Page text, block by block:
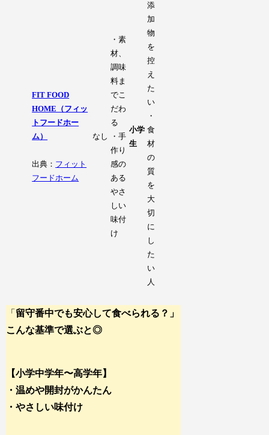
FIT FOOD
HOME（フィッ
トフードホー
ム）
出典： フィット
フードホーム
なし
・素
材、
調味
料ま
でこ
だわ
る
・手
作り
感の
ある
やさ
しい
味付
け
小学
生
添
加
物
を
控
え
た
い
・
食
材
の
質
を
大
切
に
し
た
い
人
「 留守番中でも安心して食べられる？」
こんな基準で選ぶと◎
【小学中学年〜高学年】
・温めや開封がかんたん
・やさしい味付け